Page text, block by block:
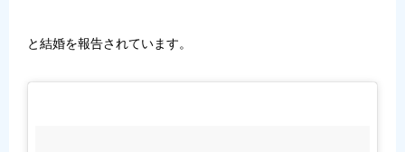
と結婚を報告されています。